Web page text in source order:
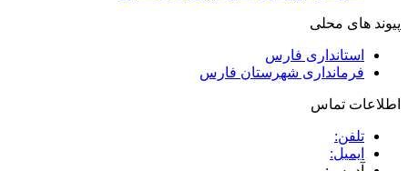
پیوند های محلی
استانداری فارس
فرمانداری شهرستان فارس
اطلاعات تماس
تلفن:
ایمیل: